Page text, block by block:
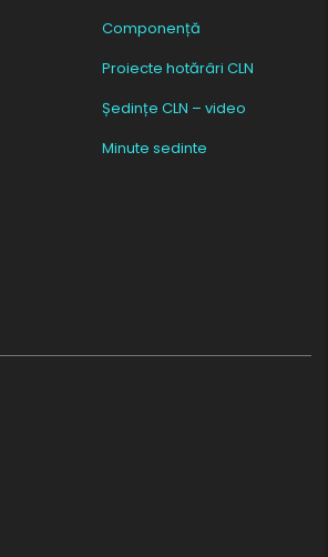
Componență
Proiecte hotărâri CLN
Ședințe CLN – video
Minute sedinte